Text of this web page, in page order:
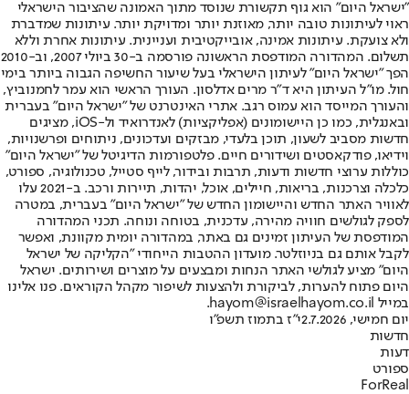
"ישראל היום" הוא גוף תקשורת שנוסד מתוך האמונה שהציבור הישראלי
ראוי לעיתונות טובה יותר, מאוזנת יותר ומדויקת יותר. עיתונות שמדברת
ולא צועקת. עיתונות אמינה, אובייקטיבית ועניינית. עיתונות אחרת וללא
תשלום. המהדורה המודפסת הראשונה פורסמה ב-30 ביולי 2007, וב-2010
הפך "ישראל היום" לעיתון הישראלי בעל שיעור החשיפה הגבוה ביותר בימי
חול. מו"ל העיתון היא ד"ר מרים אדלסון. העורך הראשי הוא עמר לחמנוביץ,
והעורך המייסד הוא עמוס רגב. אתרי האינטרנט של "ישראל היום" בעברית
ובאנגלית, כמו כן היישומונים (אפליקציות) לאנדרואיד ול-iOS, מציגים
חדשות מסביב לשעון, תוכן בלעדי, מבזקים ועדכונים, ניתוחים ופרשנויות,
וידיאו, פודקאסטים ושידורים חיים. פלטפורמות הדיגיטל של "ישראל היום"
כוללות ערוצי חדשות ודעות, תרבות ובידור, לייף סטייל, טכנולוגיה, ספורט,
כלכלה וצרכנות, בריאות, חיילים, אוכל, יהדות, תיירות ורכב. ב-2021 עלו
לאוויר האתר החדש והיישומון החדש של "ישראל היום" בעברית, במטרה
לספק לגולשים חוויה מהירה, עדכנית, בטוחה ונוחה. תכני המהדורה
המודפסת של העיתון זמינים גם באתר, במהדורה יומית מקוונת, ואפשר
לקבל אותם גם בניוזלטר. מועדון ההטבות הייחודי "הקליקה של ישראל
היום" מציע לגולשי האתר הנחות ומבצעים על מוצרים ושירותים. ישראל
היום פתוח להערות, לביקורת ולהצעות לשיפור מקהל הקוראים. פנו אלינו
במייל hayom@israelhayom.co.il.
יום חמישי, 2.7.2026
י"ז בתמוז תשפ"ו
חדשות
דעות
ספורט
ForReal